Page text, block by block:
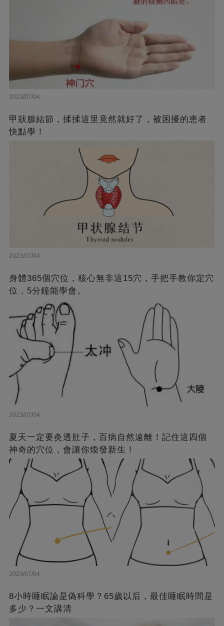
2023/07/04
甲狀腺結節，揉揉這里竟然就好了，被困擾的患者
快點學！
2023/07/04
身體365個穴位，核心無非這15穴，手把手教你定穴
位，5分鐘能學會。
2023/07/04
夏天一定要灸透肚子，百病自然遠離！記住這四個
神奇的穴位，會讓你煥發新生！
2023/07/04
8小時睡眠論是偽科學？65歲以后，最佳睡眠時間是
多少？一文講清